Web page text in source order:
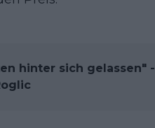
hinter sich gelassen" -